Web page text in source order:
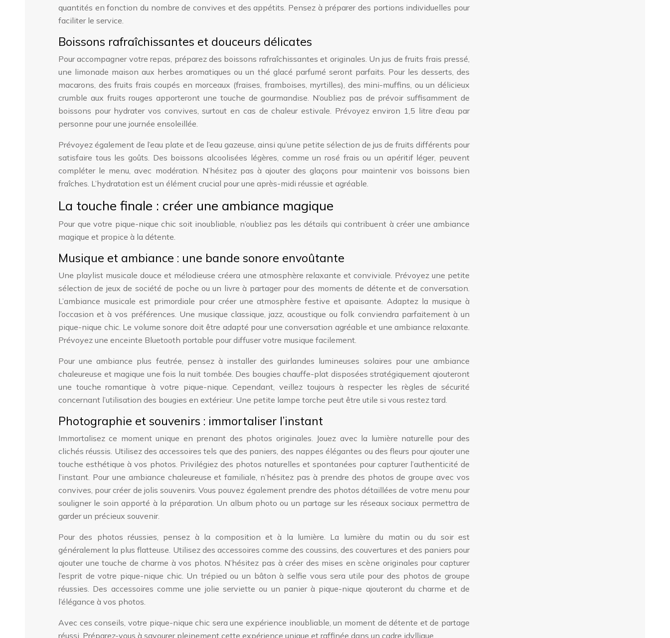
quantités en fonction du nombre de convives et des appétits. Pensez à préparer des portions individuelles pour
faciliter le service.
Boissons rafraîchissantes et douceurs délicates
Pour accompagner votre repas, préparez des boissons rafraîchissantes et originales. Un jus de fruits frais pressé,
une limonade maison aux herbes aromatiques ou un thé glacé parfumé seront parfaits. Pour les desserts, des
macarons, des fruits frais coupés en morceaux (fraises, framboises, myrtilles), des mini-muffins, ou un délicieux
crumble aux fruits rouges apporteront une touche de gourmandise. N’oubliez pas de prévoir suffisamment de
boissons pour hydrater vos convives, surtout en cas de chaleur estivale. Prévoyez environ 1,5 litre d’eau par
personne pour une journée ensoleillée.
Prévoyez également de l’eau plate et de l’eau gazeuse, ainsi qu’une petite sélection de jus de fruits différents pour
satisfaire tous les goûts. Des boissons alcoolisées légères, comme un rosé frais ou un apéritif léger, peuvent
compléter le menu, avec modération. N’hésitez pas à ajouter des glaçons pour maintenir vos boissons bien
fraîches. L’hydratation est un élément crucial pour une après-midi réussie et agréable.
La touche finale : créer une ambiance magique
Pour que votre pique-nique chic soit inoubliable, n’oubliez pas les détails qui contribuent à créer une ambiance
magique et propice à la détente.
Musique et ambiance : une bande sonore envoûtante
Une playlist musicale douce et mélodieuse créera une atmosphère relaxante et conviviale. Prévoyez une petite
sélection de jeux de société de poche ou un livre à partager pour des moments de détente et de conversation.
L’ambiance musicale est primordiale pour créer une atmosphère festive et apaisante. Adaptez la musique à
l’occasion et à vos préférences. Une musique classique, jazz, acoustique ou folk conviendra parfaitement à un
pique-nique chic. Le volume sonore doit être adapté pour une conversation agréable et une ambiance relaxante.
Prévoyez une enceinte Bluetooth portable pour diffuser votre musique facilement.
Pour une ambiance plus feutrée, pensez à installer des guirlandes lumineuses solaires pour une ambiance
chaleureuse et magique une fois la nuit tombée. Des bougies chauffe-plat disposées stratégiquement ajouteront
une touche romantique à votre pique-nique. Cependant, veillez toujours à respecter les règles de sécurité
concernant l’utilisation des bougies en extérieur. Une petite lampe torche peut être utile si vous restez tard.
Photographie et souvenirs : immortaliser l’instant
Immortalisez ce moment unique en prenant des photos originales. Jouez avec la lumière naturelle pour des
clichés réussis. Utilisez des accessoires tels que des paniers, des nappes élégantes ou des fleurs pour ajouter une
touche esthétique à vos photos. Privilégiez des photos naturelles et spontanées pour capturer l’authenticité de
l’instant. Pour une ambiance chaleureuse et familiale, n’hésitez pas à prendre des photos de groupe avec vos
convives, pour créer de jolis souvenirs. Vous pouvez également prendre des photos détaillées de votre menu pour
souligner le soin apporté à la préparation. Un album photo ou un partage sur les réseaux sociaux permettra de
garder un précieux souvenir.
Pour des photos réussies, pensez à la composition et à la lumière. La lumière du matin ou du soir est
généralement la plus flatteuse. Utilisez des accessoires comme des coussins, des couvertures et des paniers pour
ajouter une touche de charme à vos photos. N’hésitez pas à créer des mises en scène originales pour capturer
l’esprit de votre pique-nique chic. Un trépied ou un bâton à selfie vous sera utile pour des photos de groupe
réussies. Des accessoires comme une jolie serviette ou un panier à pique-nique ajouteront du charme et de
l’élégance à vos photos.
Avec ces conseils, votre pique-nique chic sera une expérience inoubliable, un moment de détente et de partage
réussi. Préparez-vous à savourer pleinement cette expérience unique et raffinée dans un cadre idyllique.